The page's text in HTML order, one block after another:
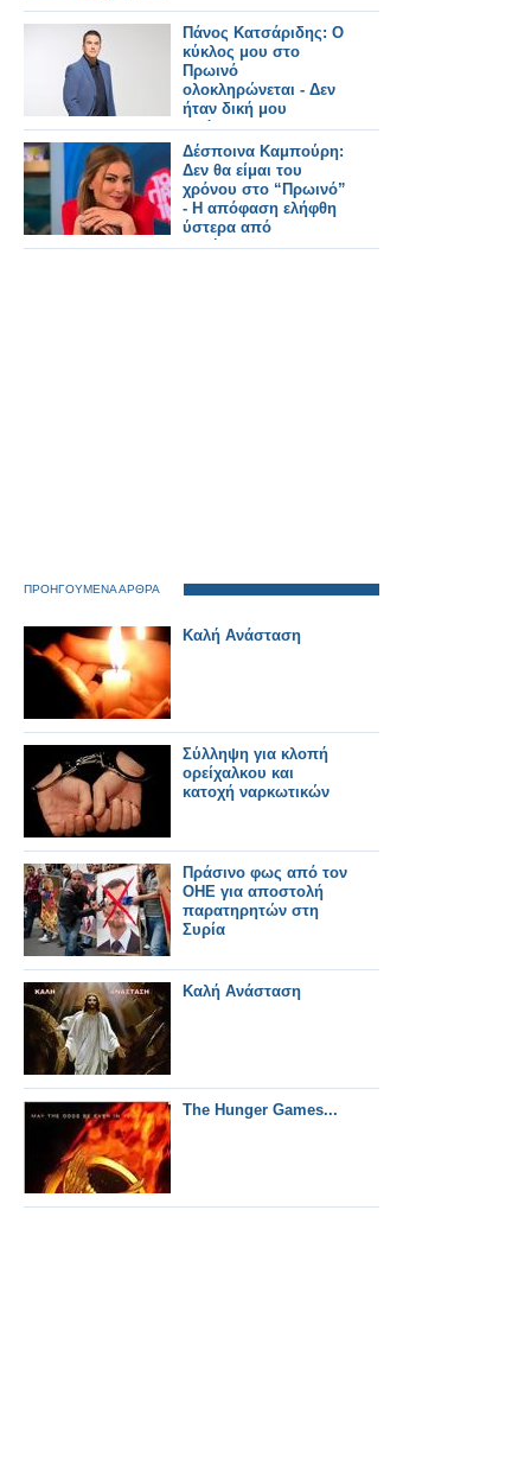
Πάνος Κατσάριδης: Ο
κύκλος μου στο
Πρωινό
ολοκληρώνεται - Δεν
ήταν δική μου
απόφαση...
Δέσποινα Καμπούρη:
Δεν θα είμαι του
χρόνου στο “Πρωινό”
- Η απόφαση ελήφθη
ύστερα από
συζήτηση με το
ΠΡΟΗΓΟΥΜΕΝΑ ΑΡΘΡΑ
Καλή Ανάσταση
Σύλληψη για κλοπή
ορείχαλκου και
κατοχή ναρκωτικών
Πράσινο φως από τον
ΟΗΕ για αποστολή
παρατηρητών στη
Συρία
Καλή Ανάσταση
The Hunger Games...